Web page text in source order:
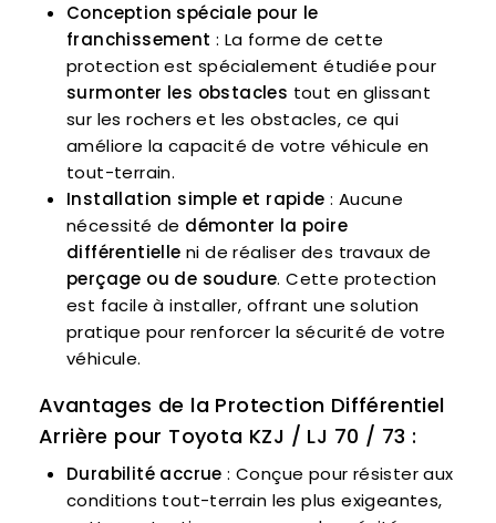
Conception spéciale pour le
franchissement : La forme de cette
protection est spécialement étudiée pour
surmonter les obstacles tout en glissant
sur les rochers et les obstacles, ce qui
améliore la capacité de votre véhicule en
tout-terrain.
Installation simple et rapide : Aucune
nécessité de démonter la poire
différentielle ni de réaliser des travaux de
perçage ou de soudure. Cette protection
est facile à installer, offrant une solution
pratique pour renforcer la sécurité de votre
véhicule.
Avantages de la Protection Différentiel
Arrière pour Toyota KZJ / LJ 70 / 73 :
Durabilité accrue : Conçue pour résister aux
conditions tout-terrain les plus exigeantes,